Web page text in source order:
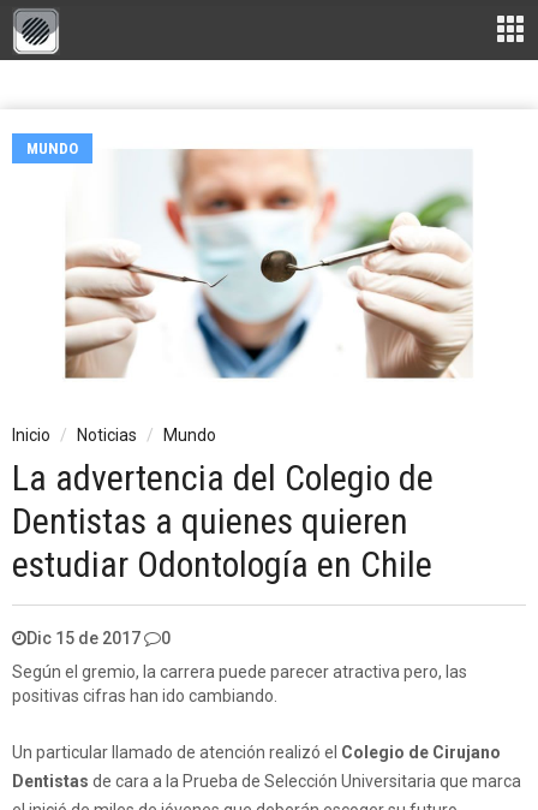
MUNDO
Inicio Noticias Mundo
La advertencia del Colegio de
Dentistas a quienes quieren
estudiar Odontología en Chile
Dic 15 de 2017
0
Según el gremio, la carrera puede parecer atractiva pero, las
positivas cifras han ido cambiando.
Un particular llamado de atención realizó el Colegio de Cirujano
Dentistas de cara a la Prueba de Selección Universitaria que marca